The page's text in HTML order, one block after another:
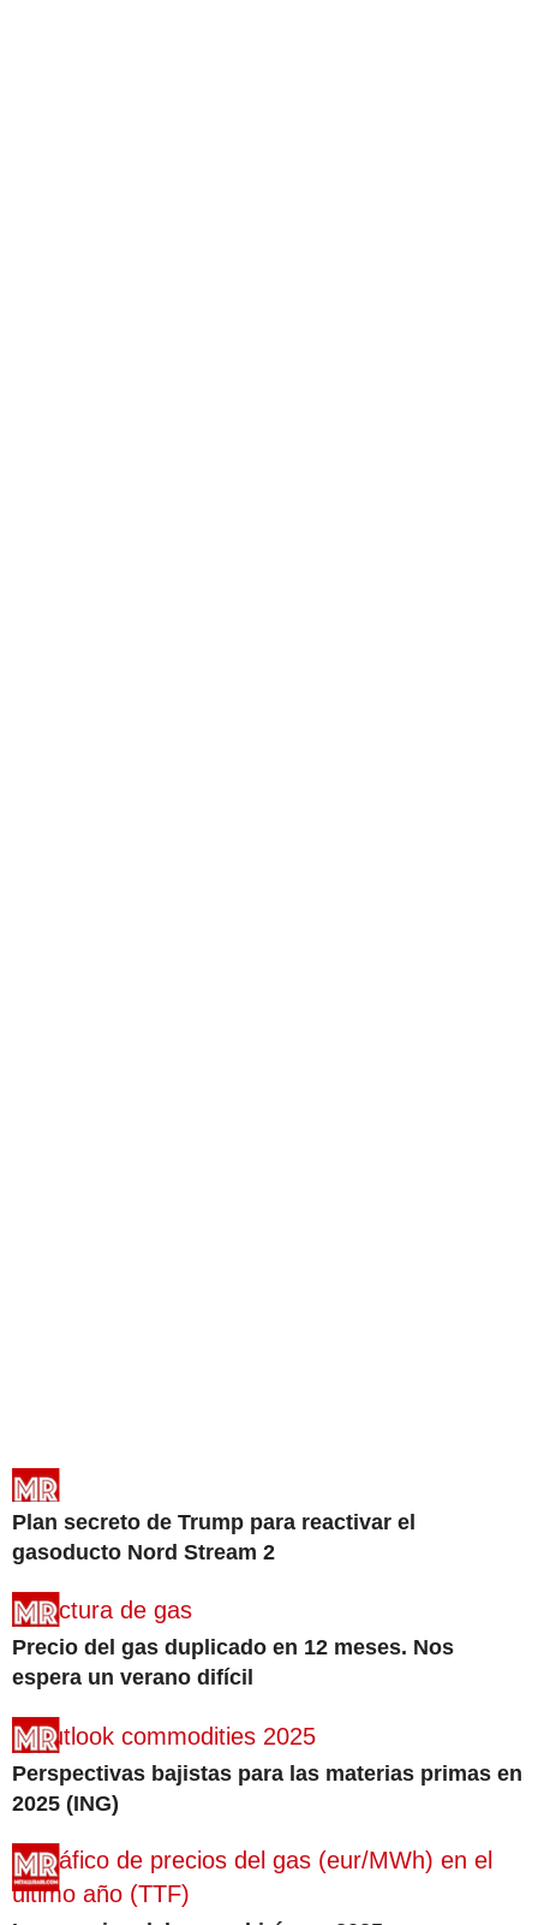
Plan secreto de Trump para reactivar el
gasoducto Nord Stream 2
Precio del gas duplicado en 12 meses. Nos
espera un verano difícil
Perspectivas bajistas para las materias primas en
2025 (ING)